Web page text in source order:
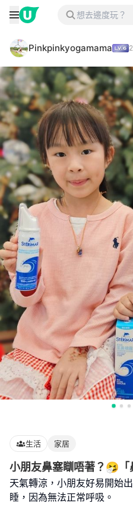
Pinkpinkyogamama
生活 家居
小朋友鼻塞瞓唔著？🤧「
天氣轉涼，小朋友好易開始
睡，因為無法正常呼吸。